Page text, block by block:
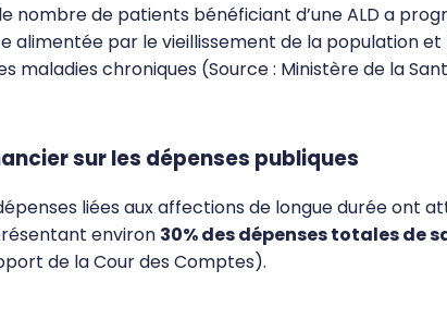
le nombre de patients bénéficiant d’une ALD a
alimentée par le vieillissement de la population
maladies chroniques (Source : Ministère de la
sur les dépenses publiques
liées aux affections de longue durée ont
environ 30% des dépenses totales de
de la Cour des Comptes).